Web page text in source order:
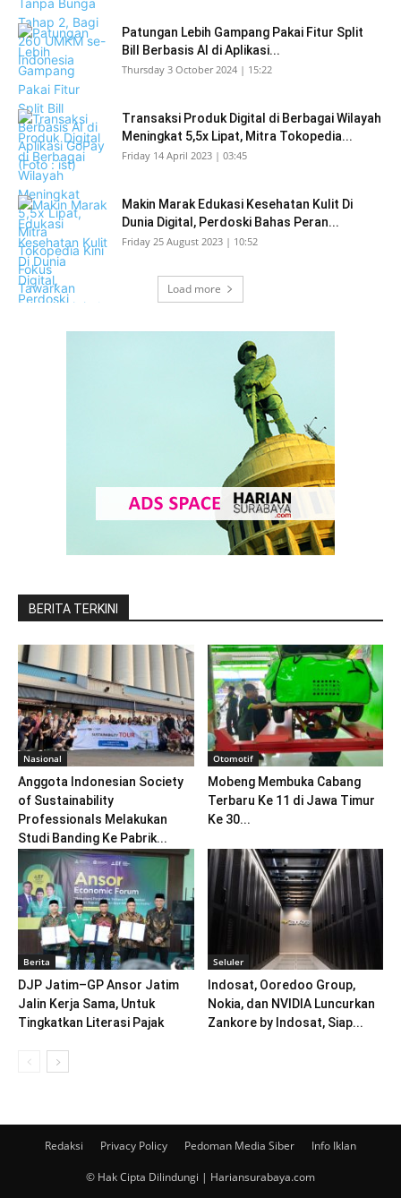
Patungan Lebih Gampang Pakai Fitur Split
Bill Berbasis AI di Aplikasi...
Thursday 3 October 2024 | 15:22
Transaksi Produk Digital di Berbagai Wilayah
Meningkat 5,5x Lipat, Mitra Tokopedia...
Friday 14 April 2023 | 03:45
Makin Marak Edukasi Kesehatan Kulit Di
Dunia Digital, Perdoski Bahas Peran...
Friday 25 August 2023 | 10:52
Load more
BERITA TERKINI
Nasional
Anggota Indonesian Society
of Sustainability
Professionals Melakukan
Studi Banding Ke Pabrik...
Otomotif
Mobeng Membuka Cabang
Terbaru Ke 11 di Jawa Timur
Ke 30...
Berita
DJP Jatim–GP Ansor Jatim
Jalin Kerja Sama, Untuk
Tingkatkan Literasi Pajak
Seluler
Indosat, Ooredoo Group,
Nokia, dan NVIDIA Luncurkan
Zankore by Indosat, Siap...
Redaksi Privacy Policy Pedoman Media Siber Info Iklan
© Hak Cipta Dilindungi | Hariansurabaya.com